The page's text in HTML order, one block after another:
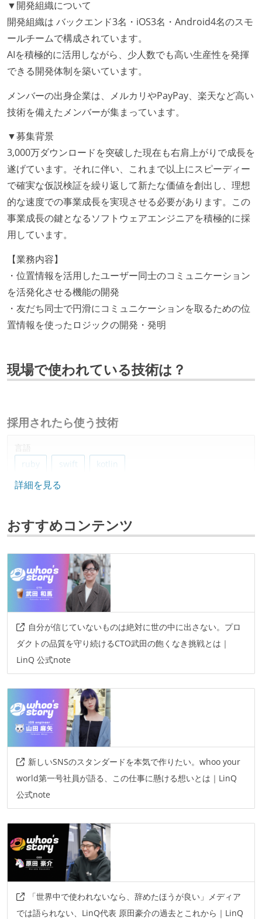
▼開発組織について
開発組織は バックエンド3名・iOS3名・Android4名のスモ
ールチームで構成されています。
AIを積極的に活用しながら、少人数でも高い生産性を発揮
できる開発体制を築いています。
メンバーの出身企業は、メルカリやPayPay、楽天など高い
技術を備えたメンバーが集まっています。
▼募集背景
3,000万ダウンロードを突破した現在も右肩上がりで成長を
遂げています。それに伴い、これまで以上にスピーディー
で確実な仮説検証を繰り返して新たな価値を創出し、理想
的な速度での事業成長を実現させる必要があります。この
事業成長の鍵となるソフトウェアエンジニアを積極的に採
用しています。
【業務内容】
・位置情報を活用したユーザー同士のコミュニケーション
を活発化させる機能の開発
・友だち同士で円滑にコミュニケーションを取るための位
置情報を使ったロジックの開発・発明
現場で使われている技術は？
採用されたら使う技術
言語
ruby
swift kotlin
フレームワーク
データベース
amazon-aurora
postgresql
ソースコード管理
git
プロジェクト管理
github
slack
notion esa
その他
aws
figma
その他、現場で使われている技術
言語
python
r
詳細を見る
おすすめコンテンツ
自分が信じていないものは絶対に世の中に出さない。プロ
ダクトの品質を守り続けるCTO武田の飽くなき挑戦とは｜
LinQ 公式note
新しいSNSのスタンダードを本気で作りたい。whoo your
world第一号社員が語る、この仕事に懸ける想いとは｜LinQ
公式note
「世界中で使われないなら、辞めたほうが良い」メディア
では語られない、LinQ代表 原田豪介の過去とこれから｜LinQ